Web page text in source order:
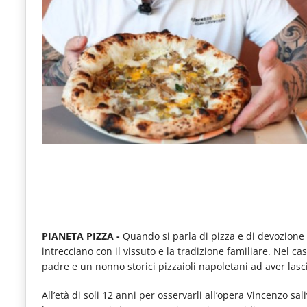
articoli
quotidiani
sul
mondo
dell'alimentazione,
dei
Food
Service
e
tutte
PIANETA PIZZA - Quando si parla di pizza e di
intrecciano con il vissuto e la tradizione familiare. Nel
padre e un nonno storici pizzaioli napoletani ad aver
All’età di soli 12 anni per osservarli all’opera Vincenzo